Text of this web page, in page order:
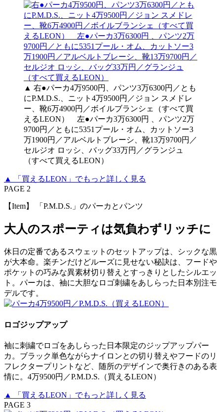
▲ 右●パーカ4万9500円、パンツ3万6300円／とも
にP.M.D.S.、ニット4万9500円／ジョン スメドレ
ー、靴6万4900円／ボイルブランシェ（すべて買
えるLEON） 左●パーカ3万6300円 、パンツ2万
9700円／ともに5351プール・オム、カットソー3
万1900円／アルベルトブレーシ、靴13万9700円／
セルジオ ロッシ、バッグ33万円／グランジュ
（すべて買えるLEON）
▲ 「買えるLEON」でもっと詳しく見る
PAGE 2
【Item】 「P.M.D.S.」のパーカとパンツ
大人のスポーティは気負わずリッチに
休日の定番であるスウェットのセットアップは、シックな黒
が大本命。楽チンだけどルーズに見せない秘訣は、フードや
ポケットの巧みな異素材切り替えとすっきりとしたシルエッ
ト。パーカは、袖に大胆なロゴ刺繍をあしらった日本別注モ
デルです。
ロゴジップアップ
袖に刺繍でロゴをあしらった日本限定のジップアップパー
カ。ブラック単色ながらナイロンとの切り替えやフードのリ
フレクタープリントなど、随所のデザインで奥行きのある表
情に。4万9500円／P.M.D.S.（買えるLEON）
▲ 「買えるLEON」でもっと詳しく見る
PAGE 3